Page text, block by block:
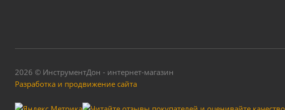
2026 © ИнструментДон - интернет-магазин
Разработка и продвижение сайта